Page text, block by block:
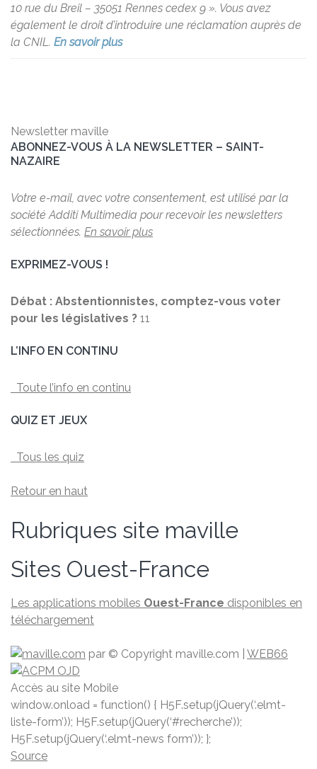
10 rue du Breil – 35051 Rennes cedex 9 ». Vous avez
également le droit d’introduire une réclamation auprès de
la CNIL. En savoir plus
Newsletter maville
ABONNEZ-VOUS À LA NEWSLETTER – SAINT-
NAZAIRE
Votre e-mail, avec votre consentement, est utilisé par la
société Additi Multimedia pour recevoir les newsletters
sélectionnées. En savoir plus
EXPRIMEZ-VOUS !
Débat : Abstentionnistes, comptez-vous voter
pour les législatives ? 11
L’INFO EN CONTINU
Toute l’info en continu
QUIZ ET JEUX
Tous les quiz
Retour en haut
Rubriques site maville
Sites Ouest-France
Les applications mobiles Ouest-France disponibles en
téléchargement
par © Copyright maville.­com WEB66
Accès au site Mobile
window.onload = function() { H5F.setup(jQuery(‘.elmt-
liste-form’)); H5F.setup(jQuery(‘#recherche’));
H5F.setup(jQuery(‘.elmt-news form’)); };
Source